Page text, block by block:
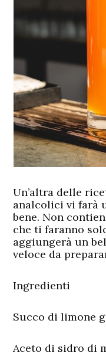
Un’altra delle
analcolici vi farà
bene. Non
che ti faranno
aggiungerà un
veloce da
Ingredienti
Succo di limone
Aceto di sidro di